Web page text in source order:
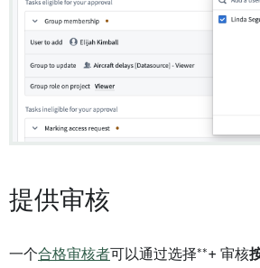
提供审核
一个合格审核者可以通过选择**+ 审核